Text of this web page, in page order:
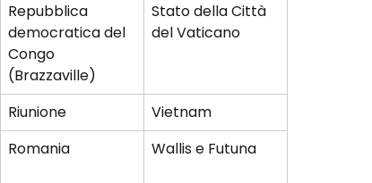
Repubblica
democratica del
Congo
(Brazzaville)
Stato della Città
del Vaticano
Riunione
Vietnam
Romania Wallis e Futuna